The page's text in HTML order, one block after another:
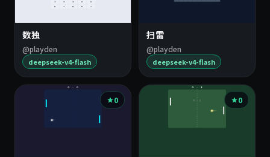
数独
@playden
deepseek-v4-flash
扫雷
@playden
deepseek-v4-flash
0 0